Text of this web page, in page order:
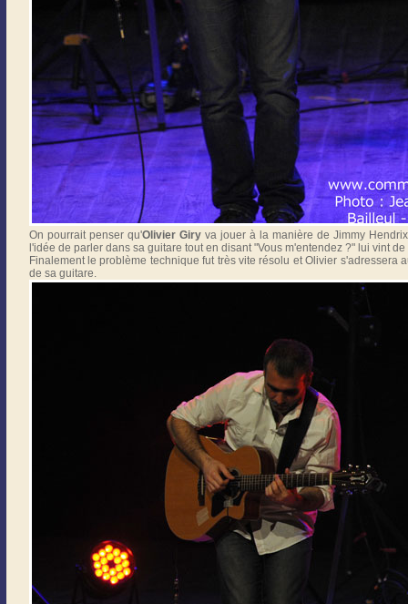
On pourrait penser qu'Olivier Giryva jouer à la manière de Jimmy
l'idée de parler dans sa guitare tout en disant "Vous m'entendez ?" lui vint de
Finalement le problème technique fut très vite résolu et Olivier
de sa guitare.